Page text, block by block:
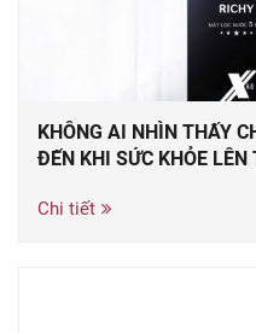
KHÔNG AI NHÌN THẤY
ĐẾN KHI SỨC KHỎE LÊN
Chi tiết